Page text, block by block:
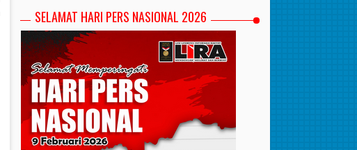
SELAMAT HARI PERS NASIONAL 2026